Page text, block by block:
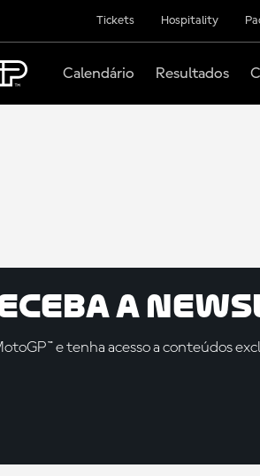
Tickets Hospitality
Calendário Resultados
a
e tenha acesso a conteúdos